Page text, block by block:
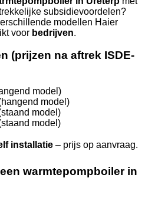
subsidievoordelen?
modellen Haier
voor bedrijven.
(prijzen na aftrek ISDE-
model)
model)
model)
model)
installatie – prijs op aanvraag.
warmtepompboiler in